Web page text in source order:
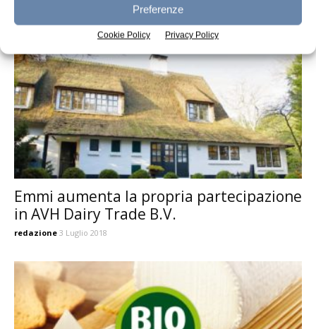
Preferenze
Cookie Policy Privacy Policy
Emmi aumenta la propria partecipazione
in AVH Dairy Trade B.V.
redazione 3 Luglio 2018